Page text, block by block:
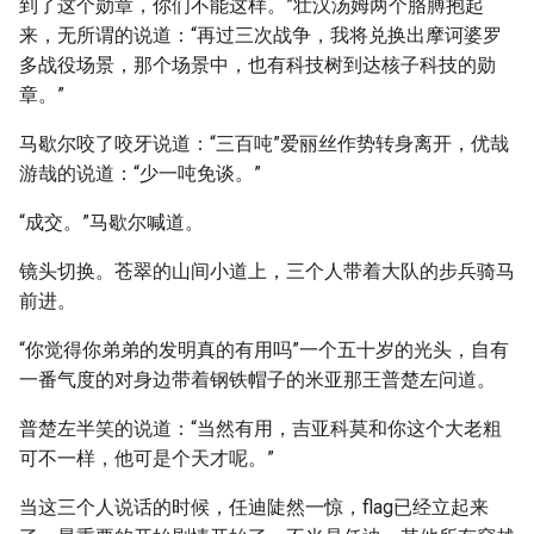
到了这个勋章，你们不能这样。”壮汉汤姆两个胳膊抱起
来，无所谓的说道：“再过三次战争，我将兑换出摩诃婆罗
多战役场景，那个场景中，也有科技树到达核子科技的勋
章。”
马歇尔咬了咬牙说道：“三百吨”爱丽丝作势转身离开，优哉
游哉的说道：“少一吨免谈。”
“成交。”马歇尔喊道。
镜头切换。苍翠的山间小道上，三个人带着大队的步兵骑马
前进。
“你觉得你弟弟的发明真的有用吗”一个五十岁的光头，自有
一番气度的对身边带着钢铁帽子的米亚那王普楚左问道。
普楚左半笑的说道：“当然有用，吉亚科莫和你这个大老粗
可不一样，他可是个天才呢。”
当这三个人说话的时候，任迪陡然一惊，flag已经立起来